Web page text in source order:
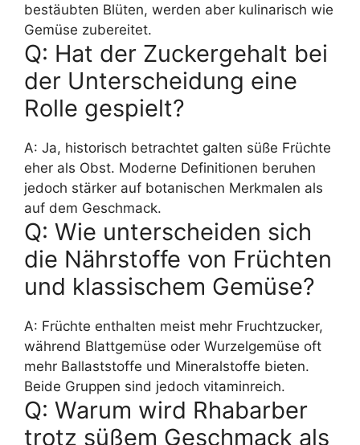
bestäubten Blüten, werden aber kulinarisch wie
Gemüse zubereitet.
Q: Hat der Zuckergehalt bei
der Unterscheidung eine
Rolle gespielt?
A: Ja, historisch betrachtet galten süße Früchte
eher als Obst. Moderne Definitionen beruhen
jedoch stärker auf botanischen Merkmalen als
auf dem Geschmack.
Q: Wie unterscheiden sich
die Nährstoffe von Früchten
und klassischem Gemüse?
A: Früchte enthalten meist mehr Fruchtzucker,
während Blattgemüse oder Wurzelgemüse oft
mehr Ballaststoffe und Mineralstoffe bieten.
Beide Gruppen sind jedoch vitaminreich.
Q: Warum wird Rhabarber
trotz süßem Geschmack als